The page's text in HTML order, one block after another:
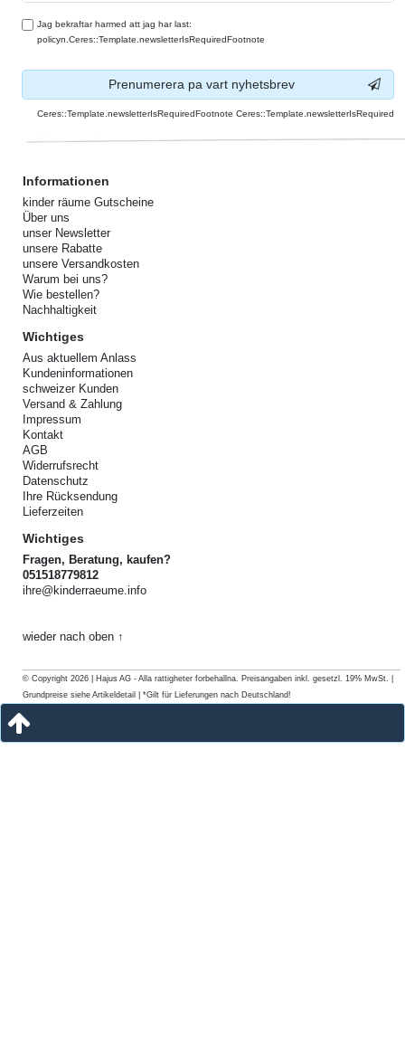
Jag bekraftar harmed att jag har last:
policyn.Ceres::Template.newsletterIsRequiredFootnote
Prenumerera pa vart nyhetsbrev
Ceres::Template.newsletterIsRequiredFootnote Ceres::Template.newsletterIsRequired
Informationen
kinder räume Gutscheine
Über uns
unser Newsletter
unsere Rabatte
unsere Versandkosten
Warum bei uns?
Wie bestellen?
Nachhaltigkeit
Wichtiges
Aus aktuellem Anlass
Kundeninformationen
schweizer Kunden
Versand & Zahlung
Impressum
Kontakt
AGB
Widerrufsrecht
Datenschutz
Ihre Rücksendung
Lieferzeiten
Wichtiges
Fragen, Beratung, kaufen?
051518779812
ihre@kinderraeume.info
wieder nach oben ↑
© Copyright 2026 | Hajus AG - Alla rattigheter forbehallna. Preisangaben inkl. gesetzl. 19% MwSt. |
Grundpreise siehe Artikeldetail | *Gilt für Lieferungen nach Deutschland!